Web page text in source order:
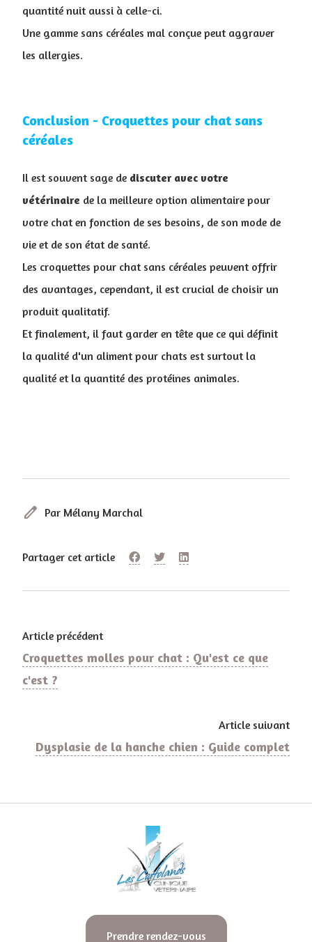
quantité nuit aussi à celle-ci.
Une gamme sans céréales mal conçue peut aggraver
les allergies.
Conclusion - Croquettes pour chat sans
céréales
Il est souvent sage de discuter avec votre
vétérinaire de la meilleure option alimentaire pour
votre chat en fonction de ses besoins, de son mode de
vie et de son état de santé.
Les croquettes pour chat sans céréales peuvent offrir
des avantages, cependant, il est crucial de choisir un
produit qualitatif.
Et finalement, il faut garder en tête que ce qui définit
la qualité d'un aliment pour chats est surtout la
qualité et la quantité des protéines animales.
edit Par Mélany Marchal
Partager cet article
Article précédent
Croquettes molles pour chat : Qu'est ce que
c'est ?
Article suivant
Dysplasie de la hanche chien : Guide complet
Prendre rendez-vous